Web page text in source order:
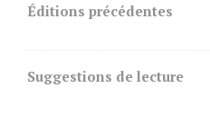
Éditions précédentes
Suggestions de lecture